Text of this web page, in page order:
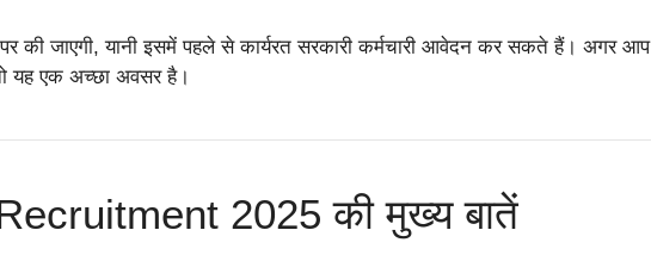
पर की जाएगी, यानी इसमें पहले से कार्यरत सरकारी कर्मचारी आवेदन कर सकते हैं। अगर आप
यह एक अच्छा अवसर है।
2025 की मुख्य बातें